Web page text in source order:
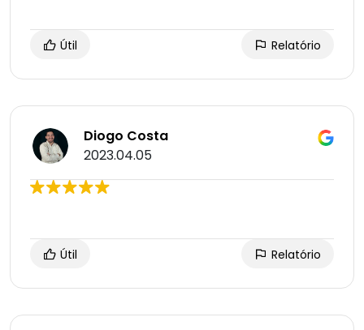
Útil Relatório
Diogo Costa
2023.04.05
Útil Relatório